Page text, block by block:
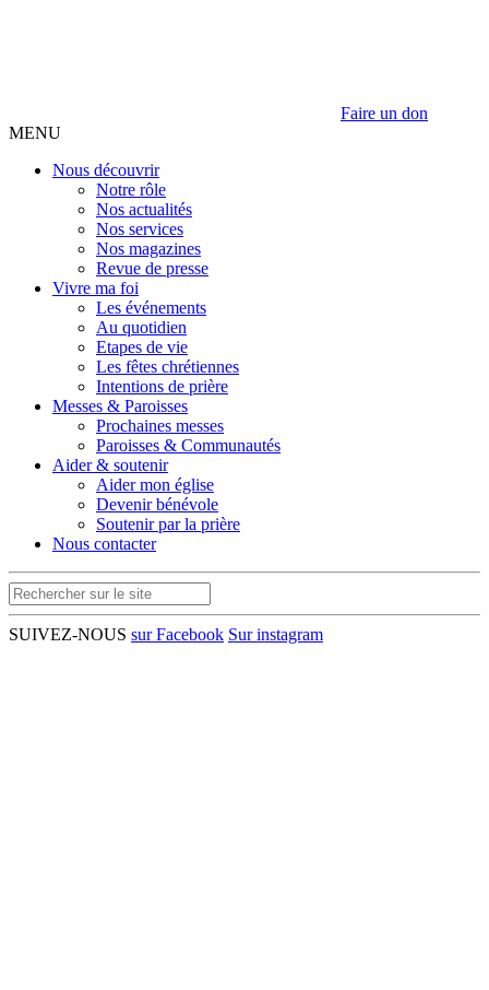
Faire un don
MENU
Nous découvrir
Notre rôle
Nos actualités
Nos services
Nos magazines
Revue de presse
Vivre ma foi
Les événements
Au quotidien
Etapes de vie
Les fêtes chrétiennes
Intentions de prière
Messes & Paroisses
Prochaines messes
Paroisses & Communautés
Aider & soutenir
Aider mon église
Devenir bénévole
Soutenir par la prière
Nous contacter
SUIVEZ-NOUS sur Facebook Sur instagram